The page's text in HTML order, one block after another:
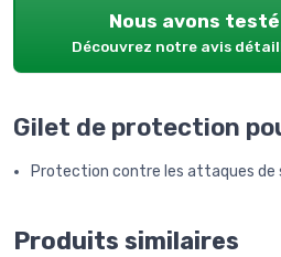
Nous avons
Découvrez notre avis
Gilet de protection
Protection contre les attaques de
Produits similaires